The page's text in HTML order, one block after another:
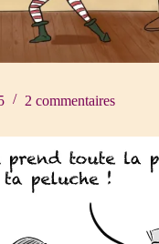
2 commentaires